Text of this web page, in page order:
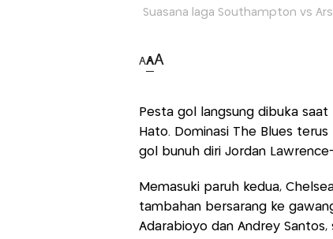
Suasana laga Southampton vs
AAA
Pesta gol langsung dibuka
Hato. Dominasi The Blues
gol bunuh diri Jordan
Memasuki paruh kedua,
tambahan bersarang ke
Adarabioyo dan Andrey